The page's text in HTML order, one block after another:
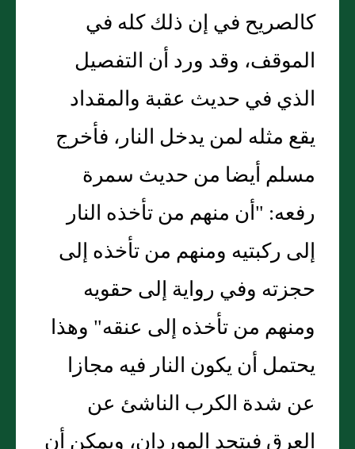
كالصريح في إن ذلك كله في
الموقف، وقد ورد أن التفصيل
الذي في حديث عقبة والمقداد
يقع مثله لمن يدخل النار، فأخرج
مسلم أيضا من حديث سمرة
رفعه: "أن منهم من تأخذه النار
إلى ركبتيه ومنهم من تأخذه إلى
حجزته وفي رواية إلى حقويه
ومنهم من تأخذه إلى عنقه" وهذا
يحتمل أن يكون النار فيه مجازا
عن شدة الكرب الناشئ عن